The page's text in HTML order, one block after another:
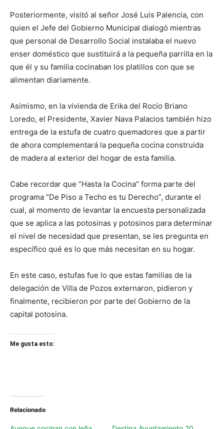
Posteriormente, visitó al señor José Luis Palencia, con
quien el Jefe del Gobierno Municipal dialogó mientras
que personal de Desarrollo Social instalaba el nuevo
enser doméstico que sustituirá a la pequeña parrilla en la
que él y su familia cocinaban los platillos con que se
alimentan diariamente.
Asimismo, en la vivienda de Erika del Rocío Briano
Loredo, el Presidente, Xavier Nava Palacios también hizo
entrega de la estufa de cuatro quemadores que a partir
de ahora complementará la pequeña cocina construida
de madera al exterior del hogar de esta familia.
Cabe recordar que “Hasta la Cocina” forma parte del
programa “De Piso a Techo es tu Derecho”, durante el
cual, al momento de levantar la encuesta personalizada
que se aplica a las potosinas y potosinos para determinar
el nivel de necesidad que presentan, se les pregunta en
específico qué es lo que más necesitan en su hogar.
En este caso, estufas fue lo que estas familias de la
delegación de Villa de Pozos externaron, pidieron y
finalmente, recibieron por parte del Gobierno de la
capital potosina.
Me gusta esto:
Relacionado